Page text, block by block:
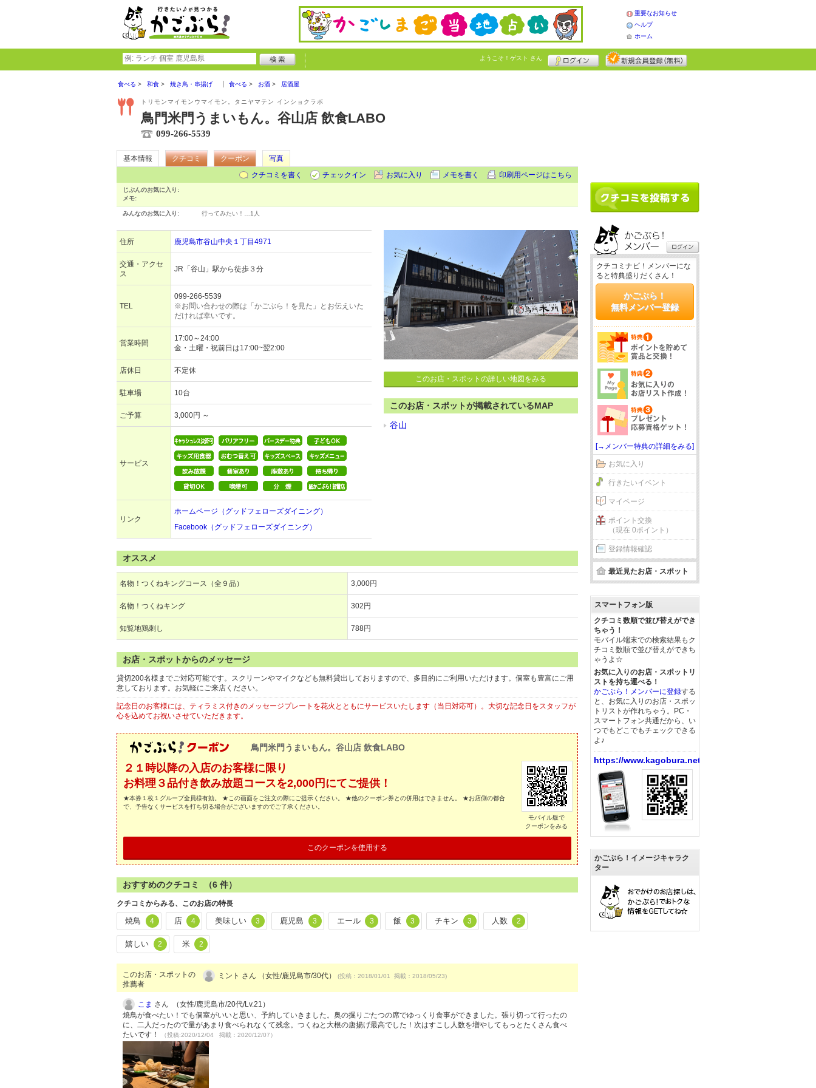
重要なお知らせ
ヘルプ
ホーム
ようこそ！ ゲスト さん
食べる 和食 焼き鳥・串揚げ 食べる お酒 居酒屋
トリモンマイモンウマイモン。タニヤマテン インショクラボ
鳥門米門うまいもん。谷山店 飲食LABO
099-266-5539
基本情報 クチコミ クーポン
写真
クチコミを書く
チェックイン お気に入り メモを書く 印刷用ページはこちら
じぶんのお気に入り:
メモ:
みんなのお気に入り: 行ってみたい！… 1人
住所 鹿児島市谷山中央１丁目4971
交通・アクセ
ス
JR「谷山」駅から徒歩３分
TEL
099-266-5539
※お問い合わせの際は「かごぶら！を見た」とお伝えいた
だければ幸いです。
営業時間
17:00～24:00
金・土曜・祝前日は17:00~翌2:00
店休日 不定休
駐車場 10台
ご予算 3,000円 ～
サービス
リンク
ホームページ（グッドフェローズダイニング）
Facebook（グッドフェローズダイニング）
このお店・スポットの詳しい地図をみる
このお店・スポットが掲載されているMAP
谷山
オススメ
名物！つくねキングコース（全９品） 3,000円
名物！つくねキング 302円
知覧地鶏刺し 788円
お店・スポットからのメッセージ
貸切200名様までご対応可能です。スクリーンやマイクなども無料貸出しておりますので、多目的にご利用いただけます。個室も豊富にご用
意しております。お気軽にご来店ください。
記念日のお客様には、ティラミス付きのメッセージプレートを花火とともにサービスいたします（当日対応可）。大切な記念日をスタッフが
心を込めてお祝いさせていただきます。
鳥門米門うまいもん。谷山店 飲食LABO
２１時以降の入店のお客様に限り
お料理３品付き飲み放題コースを2,000円にてご提供！
★本券１枚１グループ全員様有効。 ★この画面をご注文の際にご提示ください。 ★他のクーポン券との併用はできません。 ★お店側の都合
で、予告なくサービスを打ち切る場合がございますのでご了承ください。
モバイル版で
クーポンをみる
このクーポンを使用する
おすすめのクチコミ （6 件）
クチコミからみる、このお店の特長
焼鳥 4 店 4 美味しい 3 鹿児島 3 エール 3 飯 3 チキン 3 人数 2
嬉しい 2 米 2
このお店・スポットの
推薦者
ミント さん （女性/鹿児島市/30代） (投稿：2018/01/01 掲載：2018/05/23)
こま さん （女性/鹿児島市/20代/Lv.21）
焼鳥が食べたい！でも個室がいいと思い、予約していきました。奥の掘りごたつの席でゆっくり食事ができました。張り切って行ったの
に、二人だったので量があまり食べられなくて残念。つくねと大根の唐揚げ最高でした！次はすこし人数を増やしてもっとたくさん食べ
たいです！
（投稿:2020/12/04 掲載：2020/12/07）
クチコミナビ！メンバーにな
ると特典盛りだくさん！
かごぶら！
無料メンバー登録
[→メンバー特典の詳細をみる]
お気に入り
行きたいイベント
マイページ
ポイント交換
（現在 0ポイント）
登録情報確認
最近見たお店・スポット
スマートフォン版
クチコミ数順で並び替えができ
ちゃう！
モバイル端末での検索結果もク
チコミ数順で並び替えができち
ゃうよ☆
お気に入りのお店・スポットリ
ストを持ち運べる！
かごぶら！メンバーに登録する
と、お気に入りのお店・スポッ
トリストが作れちゃう。PC・
スマートフォン共通だから、い
つでもどこでもチェックできる
よ♪
https://www.kagobura.net/
かごぶら！イメージキャラク
ター